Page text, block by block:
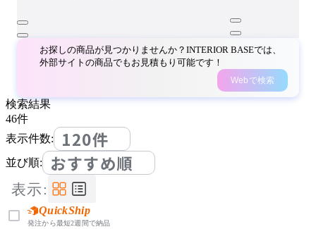
お探しの商品が見つかりませんか？INTERIOR BASEでは、
外部サイトの商品でもお見積もり可能です！
Webで検索
検索結果
46件
表示件数:
120件
並び順: おすすめ順
表示:
QuickShip
発注から最短2週間で納品